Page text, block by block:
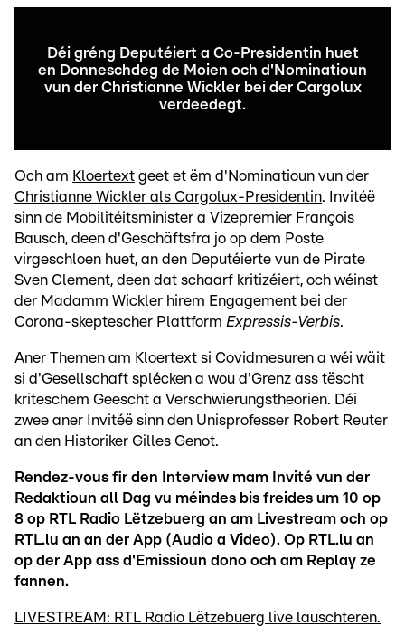
Déi gréng Deputéiert a Co-Presidentin huet
en Donneschdeg de Moien och d'Nominatioun
vun der Christianne Wickler bei der Cargolux
verdeedegt.
Och am Kloertext geet et ëm d'Nominatioun vun der
Christianne Wickler als Cargolux-Presidentin. Invitéë
sinn de Mobilitéitsminister a Vizepremier François
Bausch, deen d'Geschäftsfra jo op dem Poste
virgeschloen huet, an den Deputéierte vun de Pirate
Sven Clement, deen dat schaarf kritizéiert, och wéinst
der Madamm Wickler hirem Engagement bei der
Corona-skeptescher Plattform Expressis-Verbis.
Aner Themen am Kloertext si Covidmesuren a wéi wäit
si d'Gesellschaft splécken a wou d'Grenz ass tëscht
kriteschem Geescht a Verschwierungstheorien. Déi
zwee aner Invitéë sinn den Unisprofesser Robert Reuter
an den Historiker Gilles Genot.
Rendez-vous fir den Interview mam Invité vun der
Redaktioun all Dag vu méindes bis freides um 10 op
8 op RTL Radio Lëtzebuerg an am Livestream och op
RTL.lu an an der App (Audio a Video). Op RTL.lu an
op der App ass d'Emissioun dono och am Replay ze
fannen.
LIVESTREAM: RTL Radio Lëtzebuerg live lauschteren.